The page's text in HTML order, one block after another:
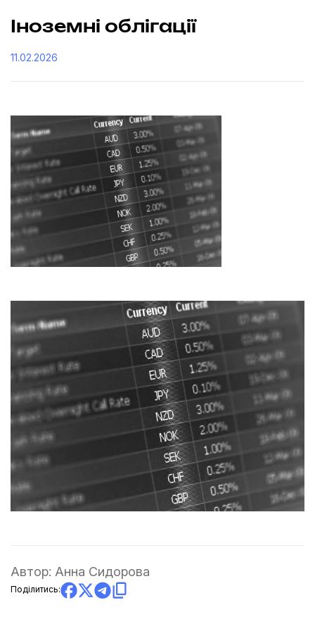
Іноземні облігації
11.02.2026
Автор: Анна Сидорова
Поділитись: